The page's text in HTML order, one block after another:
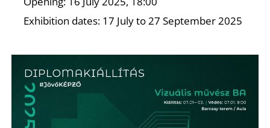
Exhibition dates: 17 July to 27 September 2025